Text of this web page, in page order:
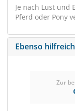
Je nach Lust und
Pferd oder Pony
Ebenso
Zur